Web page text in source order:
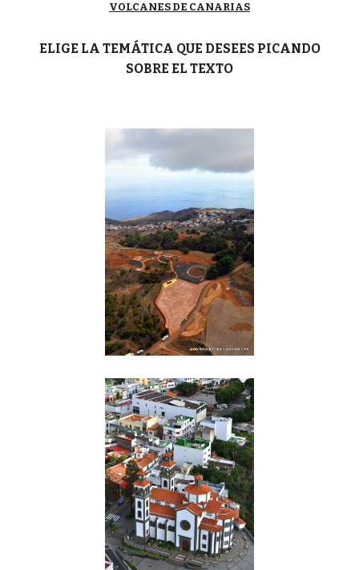
VOLCANES DE CANARIAS
ELIGE LA TEMÁTICA QUE DESEES PICANDO
SOBRE EL TEXTO